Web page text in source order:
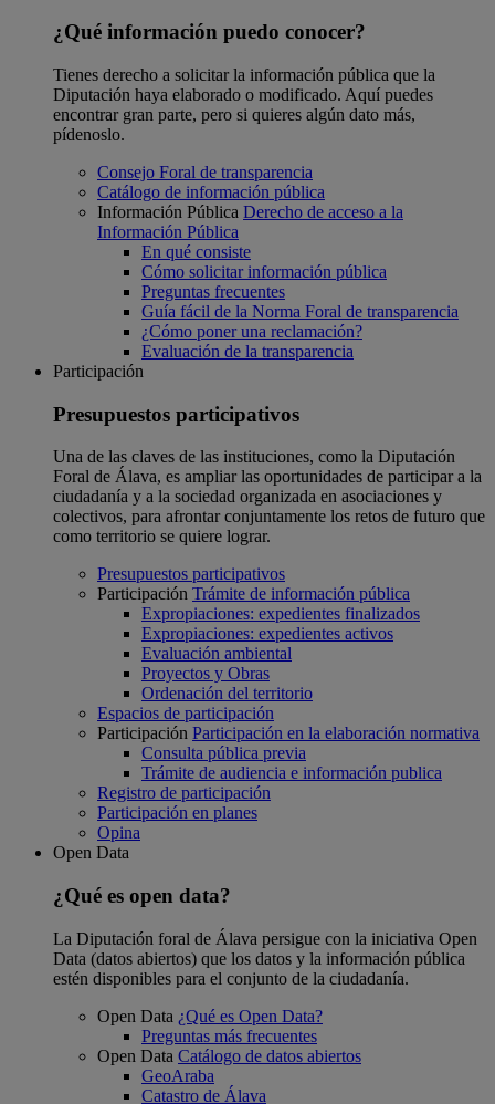
¿Qué información puedo conocer?
Tienes derecho a solicitar la información pública que la
Diputación haya elaborado o modificado. Aquí puedes
encontrar gran parte, pero si quieres algún dato más,
pídenoslo.
Consejo Foral de transparencia
Catálogo de información pública
Información Pública Derecho de acceso a la
Información Pública
En qué consiste
Cómo solicitar información pública
Preguntas frecuentes
Guía fácil de la Norma Foral de transparencia
¿Cómo poner una reclamación?
Evaluación de la transparencia
Participación
Presupuestos participativos
Una de las claves de las instituciones, como la Diputación
Foral de Álava, es ampliar las oportunidades de participar a la
ciudadanía y a la sociedad organizada en asociaciones y
colectivos, para afrontar conjuntamente los retos de futuro que
como territorio se quiere lograr.
Presupuestos participativos
Participación Trámite de información pública
Expropiaciones: expedientes finalizados
Expropiaciones: expedientes activos
Evaluación ambiental
Proyectos y Obras
Ordenación del territorio
Espacios de participación
Participación Participación en la elaboración normativa
Consulta pública previa
Trámite de audiencia e información publica
Registro de participación
Participación en planes
Opina
Open Data
¿Qué es open data?
La Diputación foral de Álava persigue con la iniciativa Open
Data (datos abiertos) que los datos y la información pública
estén disponibles para el conjunto de la ciudadanía.
Open Data ¿Qué es Open Data?
Preguntas más frecuentes
Open Data Catálogo de datos abiertos
GeoAraba
Catastro de Álava